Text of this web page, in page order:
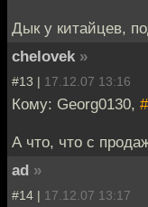
Дык у китайцев,
chelovek »
#13 | 17.12.07 13:16
Кому: Georg0130,
А что, что с
ad »
#14 | 17.12.07 13:17